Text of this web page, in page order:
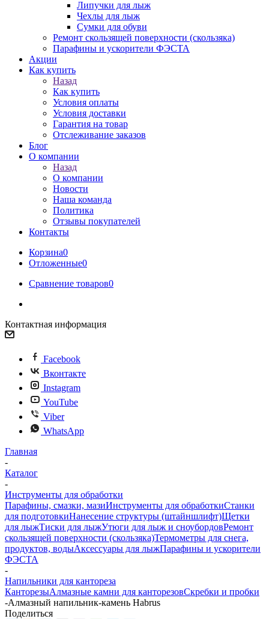
Липучки для лыж
Чехлы для лыж
Сумки для обуви
Ремонт скользящей поверхности (скользяка)
Парафины и ускорители ФЭСТА
Акции
Как купить
Назад
Как купить
Условия оплаты
Условия доставки
Гарантия на товар
Отслеживание заказов
Блог
О компании
Назад
О компании
Новости
Наша команда
Политика
Отзывы покупателей
Контакты
Корзина0
Отложенные0
Сравнение товаров0
Контактная информация
Facebook
Вконтакте
Instagram
YouTube
Viber
WhatsApp
Главная
-
Каталог
-
Инструменты для обработки
Парафины, смазки, мазиИнструменты для обработкиСтанки
для подготовкиНанесение структуры (штайншлифт)Щетки
для лыжТиски для лыжУтюги для лыж и сноубордовРемонт
скользящей поверхности (скользяка)Термометры для снега,
продуктов, водыАксессуары для лыжПарафины и ускорители
ФЭСТА
-
Напильники для кантореза
КанторезыАлмазные камни для канторезовСкребки и пробки
-Алмазный напильник-камень Habrus
Поделиться